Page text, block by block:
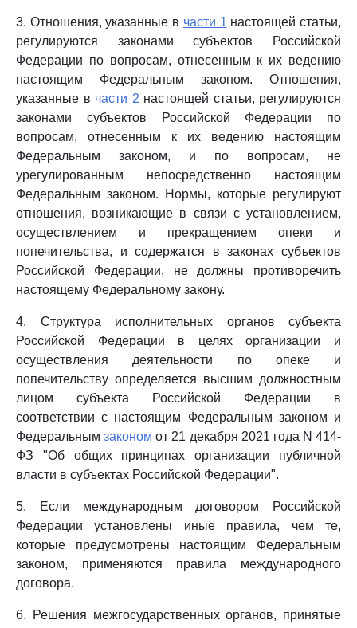
3. Отношения, указанные в части 1 настоящей статьи,
регулируются законами субъектов Российской
Федерации по вопросам, отнесенным к их ведению
настоящим Федеральным законом. Отношения,
указанные в части 2 настоящей статьи, регулируются
законами субъектов Российской Федерации по
вопросам, отнесенным к их ведению настоящим
Федеральным законом, и по вопросам, не
урегулированным непосредственно настоящим
Федеральным законом. Нормы, которые регулируют
отношения, возникающие в связи с установлением,
осуществлением и прекращением опеки и
попечительства, и содержатся в законах субъектов
Российской Федерации, не должны противоречить
настоящему Федеральному закону.
4. Структура исполнительных органов субъекта
Российской Федерации в целях организации и
осуществления деятельности по опеке и
попечительству определяется высшим должностным
лицом субъекта Российской Федерации в
соответствии с настоящим Федеральным законом и
Федеральнымзаконом от 21 декабря 2021 года N 414-
ФЗ "Об общих принципах организации публичной
власти в субъектах Российской Федерации".
5. Если международным договором Российской
Федерации установлены иные правила, чем те,
которые предусмотрены настоящим Федеральным
законом, применяются правила международного
договора.
6. Решения межгосударственных органов, принятые